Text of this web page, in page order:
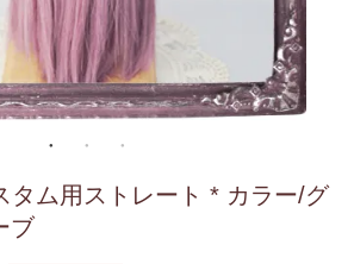
タム用ストレート * カラー/グ
ブ